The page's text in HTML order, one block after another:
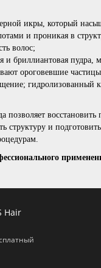
икры, который
и проникая в
волос;
и бриллиантовая пудра,
ороговевшие
гидролизованный
позволяет
структуру и
Hair